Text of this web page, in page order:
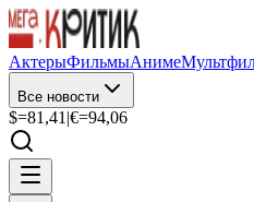
АктерыФильмыАниме
Все новости
$=81,41 |€=94,06